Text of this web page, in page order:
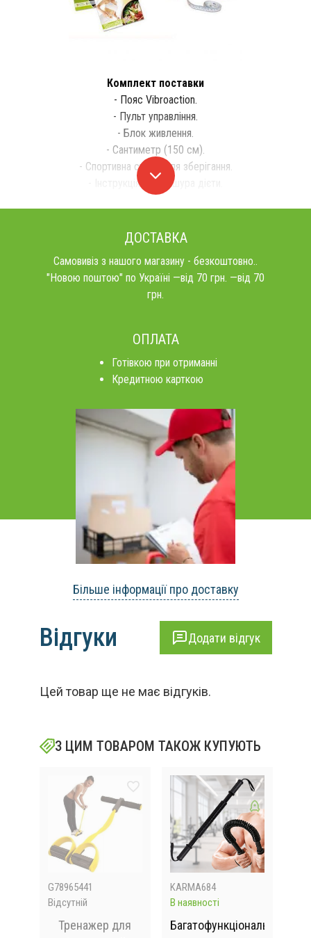
Комплект поставки
- Пояс Vibroaction.
- Пульт управління.
- Блок живлення.
- Сантиметр (150 см).
- Спортивна сумка для зберігання.
- Інструкція та брошура дієти.
ДОСТАВКА
Самовивіз з нашого магазину - безкоштовно..
"Новою поштою" по Україні —від 70 грн. —від 70
грн.
ОПЛАТА
Готівкою при отриманні
Кредитною карткою
Більше інформації про доставку
Відгуки Додати відгук
Цей товар ще не має відгуків.
З ЦИМ ТОВАРОМ ТАКОЖ КУПУЮТЬ
G78965441
Відсутній
Тренажер для
KARMA684
В наявності
Багатофункціональний